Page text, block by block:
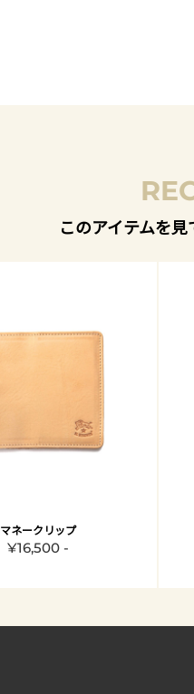
このアイテムを
マネークリップ
¥16,500 -